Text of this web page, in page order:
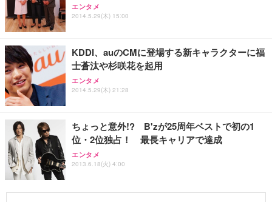
エンタメ
2014.5.29(木) 15:00
KDDI、auのCMに登場する新キャラクターに福
士蒼汰や杉咲花を起用
エンタメ
2014.5.29(木) 21:28
ちょっと意外!? B'zが25周年ベストで初の1
位・2位独占！ 最長キャリアで達成
エンタメ
2013.6.18(火) 4:00